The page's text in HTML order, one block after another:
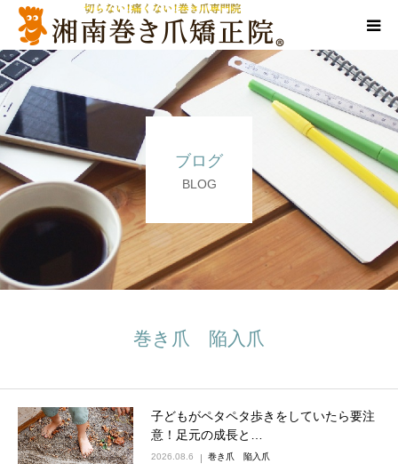
ブログ
BLOG
巻き爪 陥入爪
子どもがペタペタ歩きをしていたら要注
意！足元の成長と…
2026.08.6 巻き爪 陥入爪
施術方法
料金表
店舗情報
Q＆A